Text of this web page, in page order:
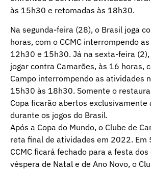
às 15h30 e retomadas às 18h30.
Na segunda-feira (28), o Brasil joga
horas, com o CCMC interrompendo
12h30 e 15h30. Já na sexta-feira (2),
jogar contra Camarões, às 16 horas,
Campo interrompendo as atividades
15h30 às 18h30. Somente o
Copa ficarão abertos exclusivamente
durante os jogos do Brasil.
Após a Copa do Mundo, o Clube de
reta final de atividades em 2022. Em
CCMC ficará fechado para a festa
véspera de Natal e de Ano Novo, o